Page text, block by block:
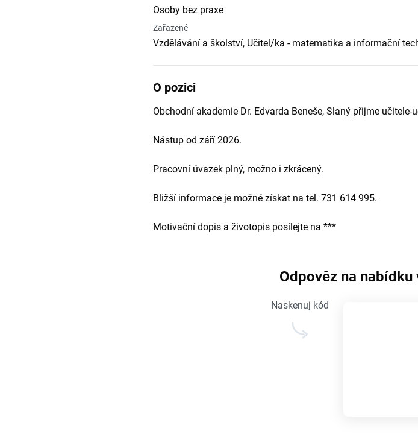
Osoby bez praxe
Zařazené
Vzdělávání a školství, Učitel/ka - matematika a informační
O pozici
Obchodní akademie Dr. Edvarda Beneše, Slaný přijme
Nástup od září 2026.
Pracovní úvazek plný, možno i zkrácený.
Bližší informace je možné získat na tel. 731 614 995.
Motivační dopis a životopis posílejte na ***
Odpověz na
Naskenuj kód